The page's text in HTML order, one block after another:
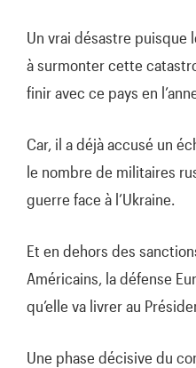
Un vrai désastre puisque
à surmonter cette
finir avec ce pays en
Car, il a déjà accusé un
le nombre de militaires
guerre face à l’Ukraine.
Et en dehors des
Américains, la défense
qu’elle va livrer au
Une phase décisive du